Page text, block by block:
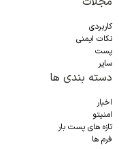
کاربردی
نکات ایمنی
پست
سایر
دسته بندی ها
اخبار
امنیتو
تازه های پست بار
فرم ها